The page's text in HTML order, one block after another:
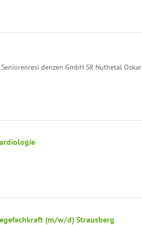
denzen GmbH SR Nuthetal Oskar
(m/w/d) Strausberg